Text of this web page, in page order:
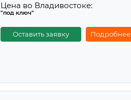
Цена во Владивостоке:
"под ключ"
Оставить заявку Подробнее